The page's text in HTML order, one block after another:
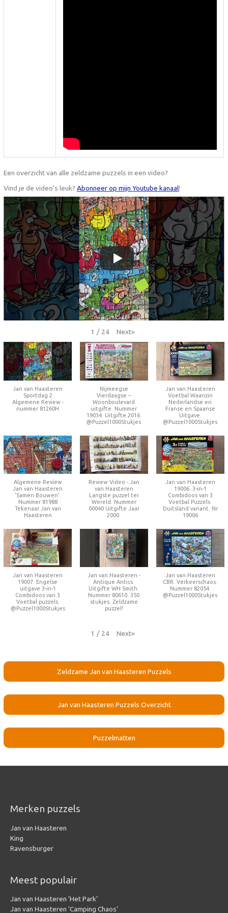
Een overzicht van alle zeldzame puzzels in een video?
Vind je de video’s leuk?Abonneer op mijn Youtube kanaal!
1 / 24 Next»
Jan van Haasteren
Sportdag 2
Algemene Review -
nummer 81260H
Nijmeegse
Vierdaagse –
Woonboulevard
uitgifte. Nummer
19034. Uitgifte 2016.
@Puzzel1000Stukjes
Jan van Haasteren
Voetbal Waanzin
Nederlandse en
Franse en Spaanse
Uitgave.
@Puzzel1000Stukjes
Algemene Review
Jan van Haasteren
'Samen Bouwen'.
Nummer 81988
Tekenaar Jan van
Haasteren
Review Video - Jan
van Haasteren
Langste puzzel ter
Wereld. Nummer
00040 Uitgifte Jaar
2000.
Jan van Haasteren
19006. 3-in-1
Combidoos van 3
Voetbal Puzzels.
Duitsland variant. Nr
19006
Jan van Haasteren
19007. Engelse
uitgave 3-in-1
Combidoos van 3
Voetbal puzzels.
@Puzzel1000Stukjes
Jan van Haasteren -
Antique Antics.
Uitgifte WH Smith.
Nummer 80610. 350
stukjes. Zeldzame
puzzel!
Jan van Haasteren
CBR. Verkeerschaos.
Nummer 82054.
@Puzzel1000Stukjes
1 / 24 Next»
Zeldzame Jan van Haasteren Puzzels
Jan van Haasteren Puzzels Overzicht
Puzzelmatten
Merken puzzels
Jan van Haasteren
King
Ravensburger
Meest populair
Jan van Haasteren ‘Het Park’
Jan van Haasteren ‘Camping Chaos’